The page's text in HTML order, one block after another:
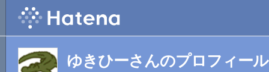
ゆきひーさんのプロフィール